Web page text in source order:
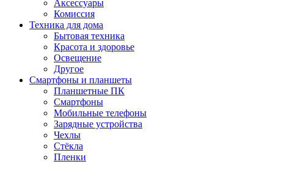
Аксессуары
Комиссия
Техника для дома
Бытовая техника
Красота и здоровье
Освещение
Другое
Смартфоны и планшеты
Планшетные ПК
Смартфоны
Мобильные телефоны
Зарядные устройства
Чехлы
Стёкла
Пленки